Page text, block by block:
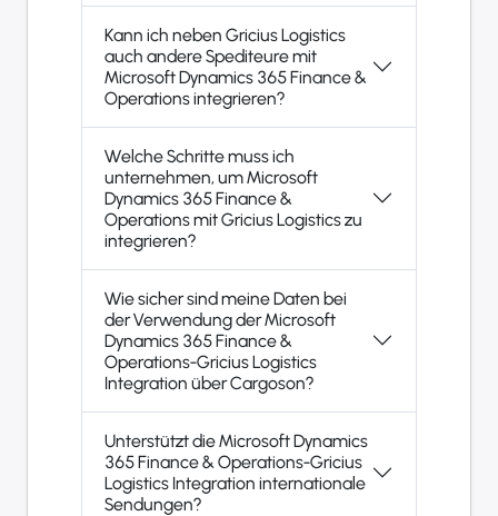
Kann ich neben Gricius Logistics
auch andere Spediteure mit
Microsoft Dynamics 365 Finance &
Operations integrieren?
Welche Schritte muss ich
unternehmen, um Microsoft
Dynamics 365 Finance &
Operations mit Gricius Logistics zu
integrieren?
Wie sicher sind meine Daten bei
der Verwendung der Microsoft
Dynamics 365 Finance &
Operations-Gricius Logistics
Integration über Cargoson?
Unterstützt die Microsoft Dynamics
365 Finance & Operations-Gricius
Logistics Integration internationale
Sendungen?